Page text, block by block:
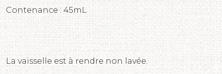
Contenance : 45mL
La vaisselle est à rendre non lavée.